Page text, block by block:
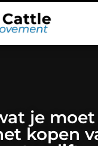
je
kopen